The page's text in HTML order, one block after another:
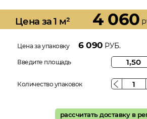
Цена за 1 м² 4 060
Цена за упаковку 6 090 РУБ.
Введите площадь
Количество упаковок
рассчитать доставку в